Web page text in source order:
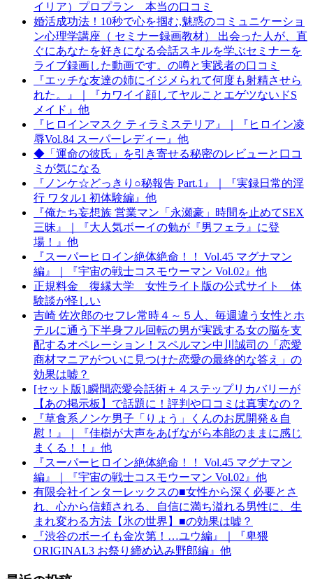
イリア）プロプラン 本当の口コミ
婚活成功法！10秒で心を掴む,魅惑のコミュニケーショ
ン心理学講座（ セミナー録画教材） 出会った人が、直
ぐにあなたを好きになる会話スキルを学ぶセミナーを
ライブ録画した動画です。の噂と実践者の口コミ
『エッチな友達の姉にイジメられて何度も射精させら
れた。』｜『カワイイ顔してヤルことエゲツないドS
メイド』他
『ヒロインマスク ティラミステリア』｜『ヒロイン凌
辱Vol.84 スーパーレディー』他
◆「運命の彼氏」を引き寄せる秘密のレビューと口コ
ミが気になる
『ノンケ☆どっきり○秘報告 Part.1』｜『実録日常的淫
行 ワタル1 初体験編』他
『俺たち妄想族 営業マン「永瀬豪」時間を止めてSEX
三昧』｜『大人気ボーイの勉が『男フェラ』に登
場！』他
『スーパーヒロイン絶体絶命！！ Vol.45 マグナマン
編』｜『宇宙の戦士コスモウーマン Vol.02』他
正規料金 復縁大学 女性ライト版の公式サイト 体
験談が怪しい
吉崎 佐次郎のセフレ常時４～５人、毎週違う女性とホ
テルに通う下半身フル回転の男が実践する女の脳を支
配するオペレーション！スペルマン中川誠司の「恋愛
商材マニアがついに見つけた恋愛の最終的な答え」の
効果は嘘？
[セット版].瞬間恋愛会話術＋４ステップリカバリーが
【あの掲示板】で話題に！評判や口コミは真実なの？
『草食系ノンケ男子「りょう」くんのお尻開発＆自
慰！』｜『佳樹が大声をあげながら本能のままに感じ
まくる！！』他
『スーパーヒロイン絶体絶命！！ Vol.45 マグナマン
編』｜『宇宙の戦士コスモウーマン Vol.02』他
有限会社インターレックスの■女性から深く必要とさ
れ、心から信頼される、自信に満ち溢れる男性に、生
まれ変わる方法【氷の世界】■の効果は嘘？
『渋谷のボーイも金次第！…ユウ編』｜『卑猥
ORIGINAL3 お祭り締め込み野郎編』他